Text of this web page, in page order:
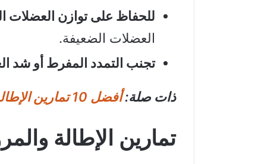
للحفاظ على توازن العضلات
العضلات الضعيفة.
تجنب التمدد المفرط أو شد
ذات صلة:أفضل 10 تمارين الإطالة للأكتاف | جربها في المنزل
تمارين الإطالة